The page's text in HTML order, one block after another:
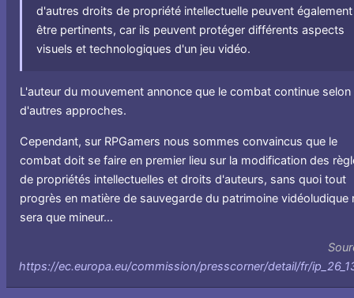
d'autres droits de propriété intellectuelle peuvent également
être pertinents, car ils peuvent protéger différents aspects
visuels et technologiques d'un jeu vidéo.
L'auteur du mouvement annonce que le combat continue selon
d'autres approches.
Cependant, sur RPGamers nous sommes convaincus que le
combat doit se faire en premier lieu sur la modification des
de propriétés intellectuelles et droits d'auteurs, sans quoi tout
progrès en matière de sauvegarde du patrimoine vidéoludique
sera que mineur...
https://ec.europa.eu/commission/presscorner/detail/fr/